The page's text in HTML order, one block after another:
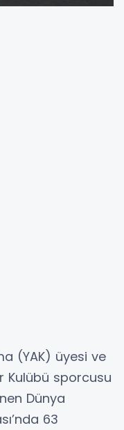
(YAK) üyesi ve
Kulübü sporcusu
Dünya
63